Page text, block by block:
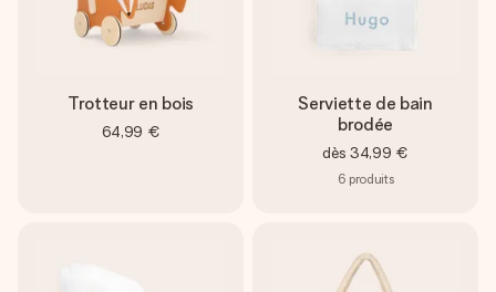
Trotteur en bois
64,99 €
Serviette de bain
brodée
dès 34,99 €
6 produits